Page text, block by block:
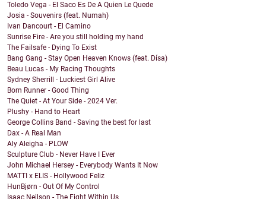
Toledo Vega - El Saco Es De A Quien Le Quede
Josia - Souvenirs (feat. Numah)
Ivan Dancourt - El Camino
Sunrise Fire - Are you still holding my hand
The Failsafe - Dying To Exist
Bang Gang - Stay Open Heaven Knows (feat. Dísa)
Beau Lucas - My Racing Thoughts
Sydney Sherrill - Luckiest Girl Alive
Born Runner - Good Thing
The Quiet - At Your Side - 2024 Ver.
Plushy - Hand to Heart
George Collins Band - Saving the best for last
Dax - A Real Man
Aly Aleigha - PLOW
Sculpture Club - Never Have I Ever
John Michael Hersey - Everybody Wants It Now
MATTI x ELIS - Hollywood Feliz
HunBjørn - Out Of My Control
Isaac Neilson - The Fight Within Us